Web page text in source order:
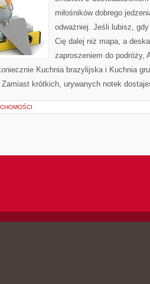
miłośników dobrego
odważniej. Jeśli lubisz,
Cię dalej niż mapa, a
zaproszeniem do podróży,
Kuchnia brazylijska i Kuchnia
krótkich, urywanych notek